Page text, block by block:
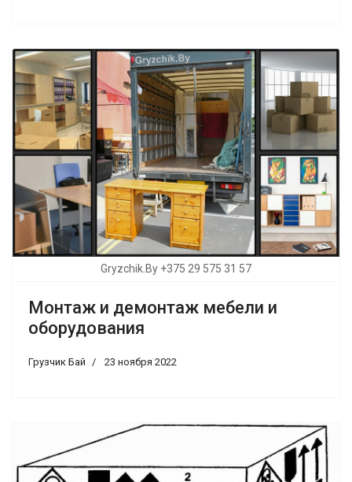
Gryzchik.By +375 29 575 31 57
Монтаж и демонтаж мебели и
оборудования
Грузчик Бай 23 ноября 2022